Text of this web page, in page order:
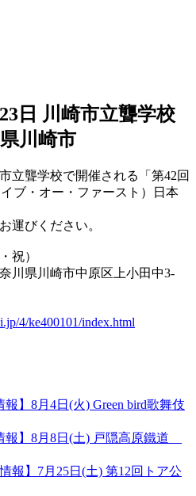
日 川崎市立聾学校
川崎市
立聾学校で開催される「第42回
ブ・オー・ファースト）日本
運びください。
祝）
川県川崎市中原区上小田中3-
4/ke400101/index.html
報】8月4日(火) Green bird歌舞伎
報】8月8日(土) 戸隠高原鐵道
情報】7月25日(土) 第12回トア公